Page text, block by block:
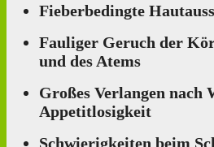
Fieberbedingte
Fauliger Geruch der
und des Atems
Großes Verlangen nach
Appetitlosigkeit
Schwierigkeiten beim